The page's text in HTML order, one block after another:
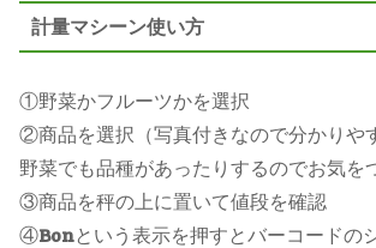
計量マシーン使い方
①野菜かフルーツかを選択
②商品を選択（写真付きなので分かりや
野菜でも品種があったりするのでお気を
③商品を秤の上に置いて値段を確認
④Bonという表示を押すとバーコードの